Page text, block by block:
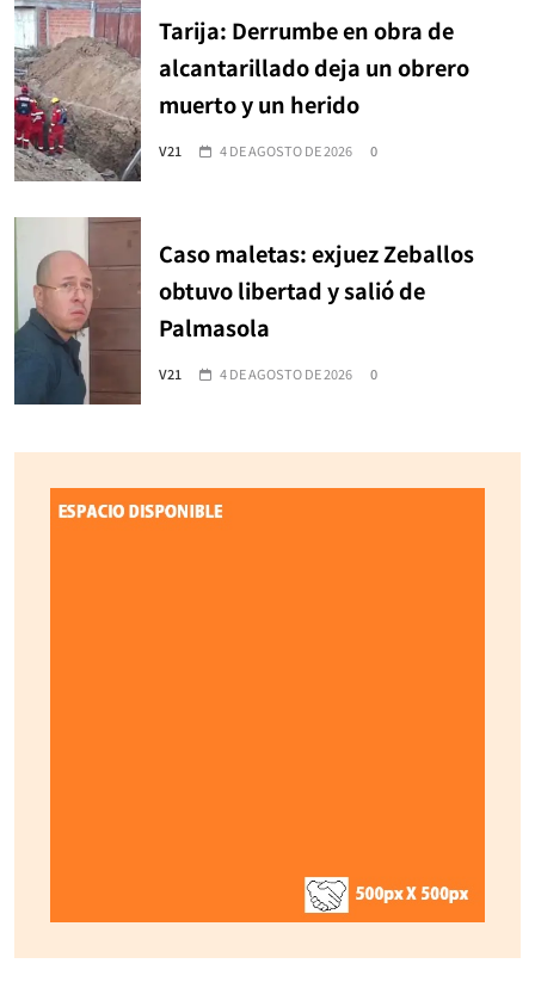
Tarija: Derrumbe en obra de
alcantarillado deja un obrero
muerto y un herido
V21 4 DE AGOSTO DE 2026 0
Caso maletas: exjuez Zeballos
obtuvo libertad y salió de
Palmasola
V21 4 DE AGOSTO DE 2026 0